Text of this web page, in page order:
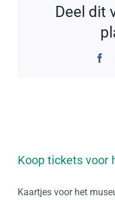
Deel dit
Koop tickets voor
Kaartjes voor het